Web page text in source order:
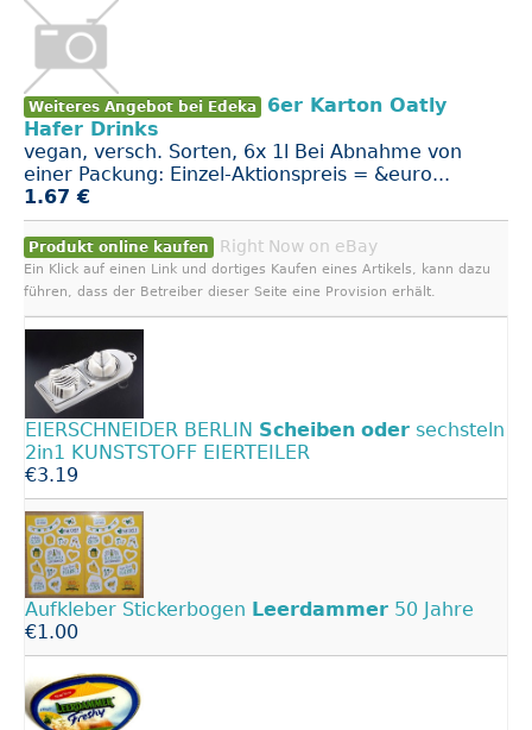
Weiteres Angebot bei Edeka
6er Karton Oatly
Hafer Drinks
vegan, versch. Sorten, 6x 1l Bei Abnahme von
einer Packung: Einzel-Aktionspreis = &euro...
1.67 €
Produkt online kaufen Right Now on eBay
Ein Klick auf einen Link und dortiges Kaufen eines Artikels, kann dazu
führen, dass der Betreiber dieser Seite eine Provision erhält.
EIERSCHNEIDER BERLIN Scheiben oder sechsteln
2in1 KUNSTSTOFF EIERTEILER
€3.19
Aufkleber Stickerbogen Leerdammer 50 Jahre
€1.00